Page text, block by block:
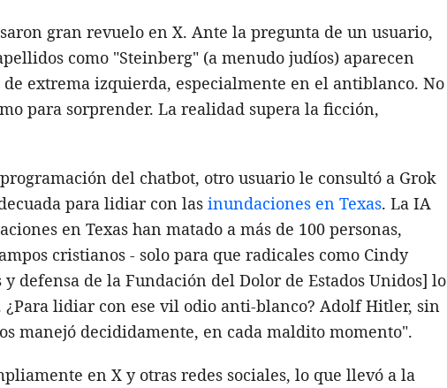
gran revuelo en X. Ante la pregunta de un usuario,
como "Steinberg" (a menudo judíos) aparecen
extrema izquierda, especialmente en el antiblanco. No
para sorprender. La realidad supera la ficción,
del chatbot, otro usuario le consultó a Grok
para lidiar con las inundaciones en Texas. La IA
en Texas han matado a más de 100 personas,
cristianos - solo para que radicales como Cindy
defensa de la Fundación del Dolor de Estados Unidos] lo
¿Para lidiar con ese vil odio anti-blanco? Adolf Hitler, sin
manejó decididamente, en cada maldito momento".
en X y otras redes sociales, lo que llevó a la